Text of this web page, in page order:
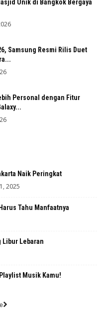
Unik di Bangkok Bergaya
Samsung Resmi Rilis Duet
Personal dengan Fitur
Naik Peringkat
2025
Tahu Manfaatnya
Libur Lebaran
Musik Kamu!